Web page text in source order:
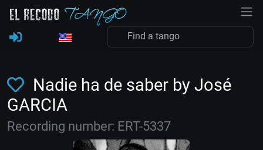
Nadie ha de saber by José
GARCIA
Recording number: ERT-5337